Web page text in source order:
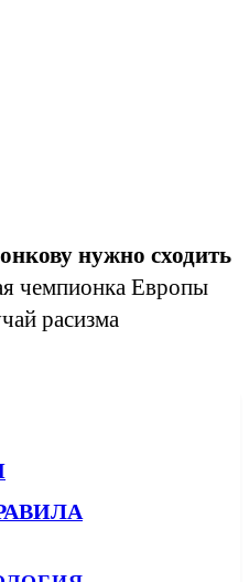
нужно сходить
чемпионка Европы
расизма